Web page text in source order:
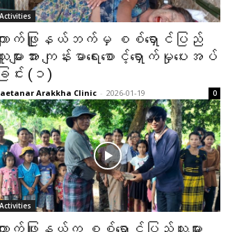
Activities
ျောက်ဖြူနယ်ဘက်မှ စစ်ရှောင်ပြည်
သူများအား ကျန်းမာရေးစောင့်ရှောက်မှုပေးအပ်
ခြင်း (၁)
Arakkha Clinic - 2026-01-19 0
Activities